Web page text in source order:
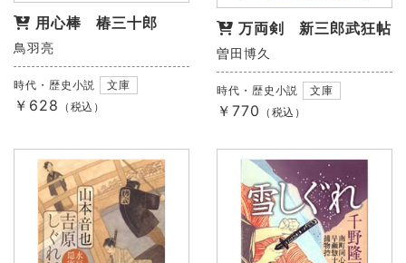
用心棒 椿三十郎
鳥羽亮
時代・歴史小説 文庫
￥628 （税込）
万両剣 新三郎武狂帖
曽田博久
時代・歴史小説 文庫
￥770 （税込）